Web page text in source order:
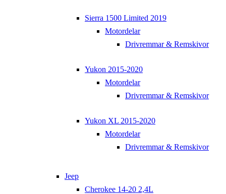
Sierra 1500 Limited 2019
Motordelar
Drivremmar & Remskivor
Yukon 2015-2020
Motordelar
Drivremmar & Remskivor
Yukon XL 2015-2020
Motordelar
Drivremmar & Remskivor
Jeep
Cherokee 14-20 2,4L